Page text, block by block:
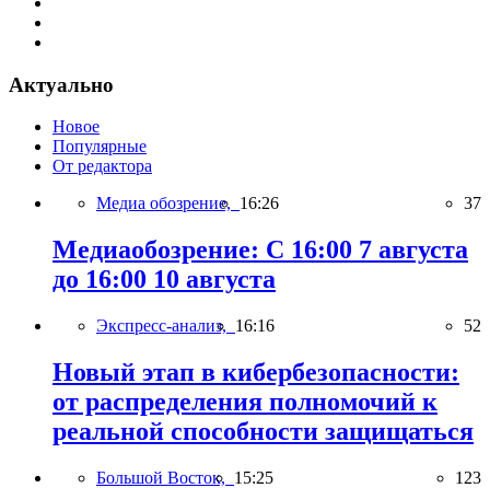
Актуально
Новое
Популярные
От редактора
Медиа обозрение, 16:26 37
Медиаобозрение: С 16:00 7 августа
до 16:00 10 августа
Экспресс-анализ, 16:16 52
Новый этап в кибербезопасности:
от распределения полномочий к
реальной способности защищаться
Большой Восток, 15:25 123